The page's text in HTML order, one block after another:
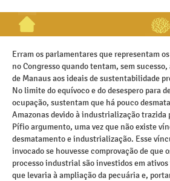
artigos
projetos
publicações
galeria
contato
Erram os parlamentares que representam
no Congresso quando tentam, sem
de Manaus aos ideais de sustentabilidade
No limite do equívoco e do desespero para
ocupação, sustentam que há pouco
Amazonas devido à industrialização trazida
Pífio argumento, uma vez que não existe
desmatamento e industrialização. Esse
invocado se houvesse comprovação de que
processo industrial são investidos em
que levaria à ampliação da pecuária e,